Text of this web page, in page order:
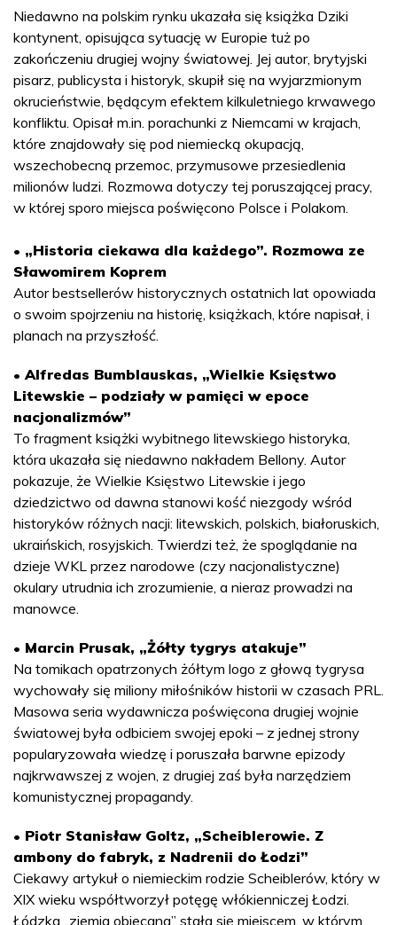
Niedawno na polskim rynku ukazała się książka Dziki
kontynent, opisująca sytuację w Europie tuż po
zakończeniu drugiej wojny światowej. Jej autor, brytyjski
pisarz, publicysta i historyk, skupił się na wyjarzmionym
okrucieństwie, będącym efektem kilkuletniego krwawego
konfliktu. Opisał m.in. porachunki z Niemcami w krajach,
które znajdowały się pod niemiecką okupacją,
wszechobecną przemoc, przymusowe przesiedlenia
milionów ludzi. Rozmowa dotyczy tej poruszającej pracy,
w której sporo miejsca poświęcono Polsce i Polakom.
• „Historia ciekawa dla każdego”. Rozmowa ze
Sławomirem Koprem
Autor bestsellerów historycznych ostatnich lat opowiada
o swoim spojrzeniu na historię, książkach, które napisał, i
planach na przyszłość.
• Alfredas Bumblauskas, „Wielkie Księstwo
Litewskie – podziały w pamięci w epoce
nacjonalizmów”
To fragment książki wybitnego litewskiego historyka,
która ukazała się niedawno nakładem Bellony. Autor
pokazuje, że Wielkie Księstwo Litewskie i jego
dziedzictwo od dawna stanowi kość niezgody wśród
historyków różnych nacji: litewskich, polskich, białoruskich,
ukraińskich, rosyjskich. Twierdzi też, że spoglądanie na
dzieje WKL przez narodowe (czy nacjonalistyczne)
okulary utrudnia ich zrozumienie, a nieraz prowadzi na
manowce.
• Marcin Prusak, „Żółty tygrys atakuje”
Na tomikach opatrzonych żółtym logo z głową tygrysa
wychowały się miliony miłośników historii w czasach PRL.
Masowa seria wydawnicza poświęcona drugiej wojnie
światowej była odbiciem swojej epoki – z jednej strony
popularyzowała wiedzę i poruszała barwne epizody
najkrwawszej z wojen, z drugiej zaś była narzędziem
komunistycznej propagandy.
• Piotr Stanisław Goltz, „Scheiblerowie. Z
ambony do fabryk, z Nadrenii do Łodzi”
Ciekawy artykuł o niemieckim rodzie Scheiblerów, który w
XIX wieku współtworzył potęgę włókienniczej Łodzi.
Łódzka „ziemia obiecana” stała się miejscem, w którym